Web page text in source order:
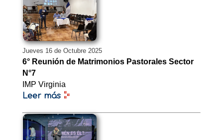
Jueves 16 de Octubre 2025
6° Reunión de Matrimonios Pastorales Sector
N°7
IMP Virginia
Leer más